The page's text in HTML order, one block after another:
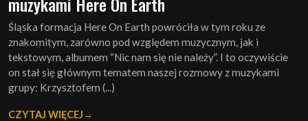
Śląska formacja Here On Earth powróciła w tym roku ze
znakomitym, zarówno pod względem muzycznym, jak i
tekstowym, albumem “Nic nam się nie należy”. I to oczywiście
on stał się głównym tematem naszej rozmowy z muzykami
grupy: Krzysztofem (...)
CZYTAJ WIĘCEJ